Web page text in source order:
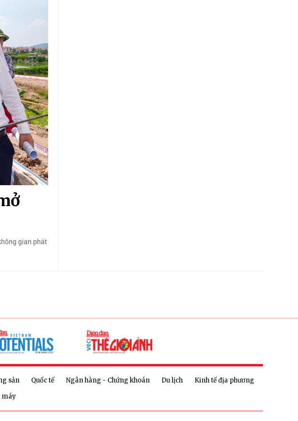
gian phát
sản Quốc tế Ngân hàng - Chứng khoán Du lịch
Kinh tế địa phương
máy